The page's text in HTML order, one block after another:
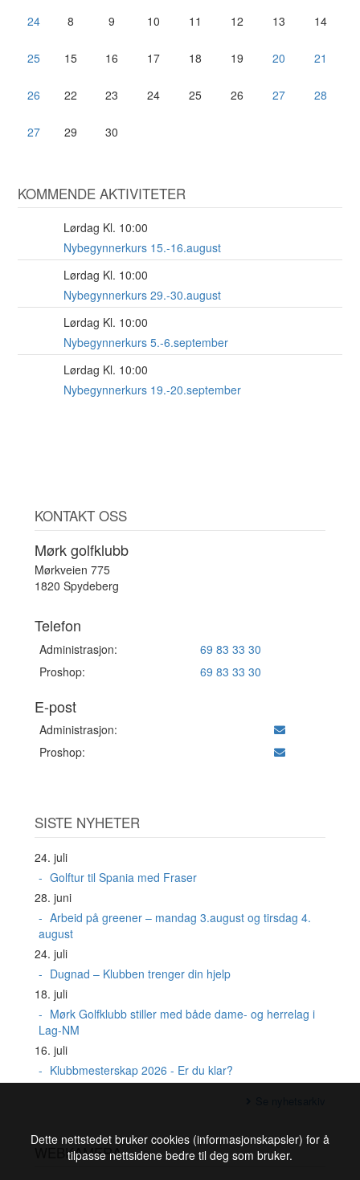
24 8 9 10 11 12 13 14
25 15 16 17 18 19 20 21
26 22 23 24 25 26 27 28
27 29 30
KOMMENDE AKTIVITETER
Lørdag Kl. 10:00
Nybegynnerkurs 15.-16.august
Lørdag Kl. 10:00
Nybegynnerkurs 29.-30.august
Lørdag Kl. 10:00
Nybegynnerkurs 5.-6.september
Lørdag Kl. 10:00
Nybegynnerkurs 19.-20.september
KONTAKT OSS
Mørk golfklubb
Mørkveien 775
1820 Spydeberg
Telefon
Administrasjon:
69 83 33 30
Proshop:
69 83 33 30
E-post
Administrasjon:
Proshop:
SISTE NYHETER
24. juli
Golftur til Spania med Fraser
28. juni
Arbeid på greener – mandag 3.august og tirsdag 4.
august
24. juli
Dugnad – Klubben trenger din hjelp
18. juli
Mørk Golfklubb stiller med både dame- og herrelag i
Lag-NM
16. juli
Klubbmesterskap 2026 - Er du klar?
WEBKAMERA
Dette nettstedet bruker cookies (informasjonskapsler) for å
tilpasse nettsidene bedre til deg som bruker.